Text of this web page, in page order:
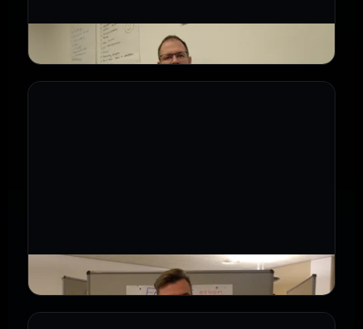
Ausbilder über Salestastic
Ausbilder über Salestastic